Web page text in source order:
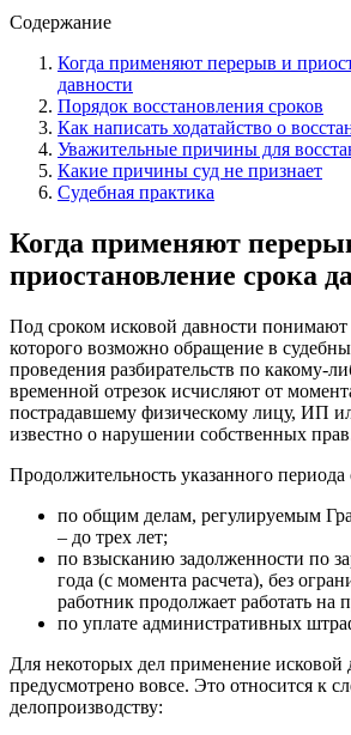
Содержание
Когда применяют перерыв и
давности
Порядок восстановления сроков
Как написать ходатайство о
Уважительные причины для
Какие причины суд не признает
Судебная практика
Когда применяют
приостановление срока
Под сроком исковой давности понимают
которого возможно обращение в
проведения разбирательств по какому-
временной отрезок исчисляют от
пострадавшему физическому лицу, ИП
известно о нарушении собственных
Продолжительность указанного периода
по общим делам, регулируемым
– до трех лет;
по взысканию задолженности по
года (с момента расчета), без
работник продолжает работать на
по уплате административных
Для некоторых дел применение исковой
предусмотрено вовсе. Это относится к
делопроизводству: